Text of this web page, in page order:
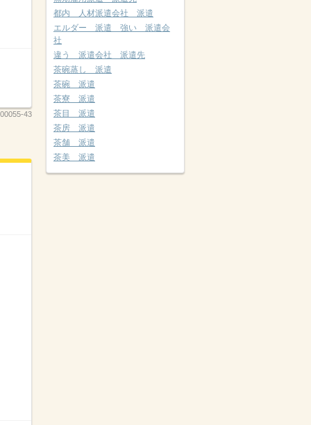
43
都内 人材派遣会社 派遣
エルダー 派遣 強い 派遣会
社
違う 派遣会社 派遣先
茶碗蒸し 派遣
茶碗 派遣
茶寮 派遣
茶目 派遣
茶房 派遣
茶舗 派遣
茶美 派遣